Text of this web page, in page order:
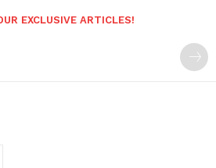
EXCLUSIVE ARTICLES!